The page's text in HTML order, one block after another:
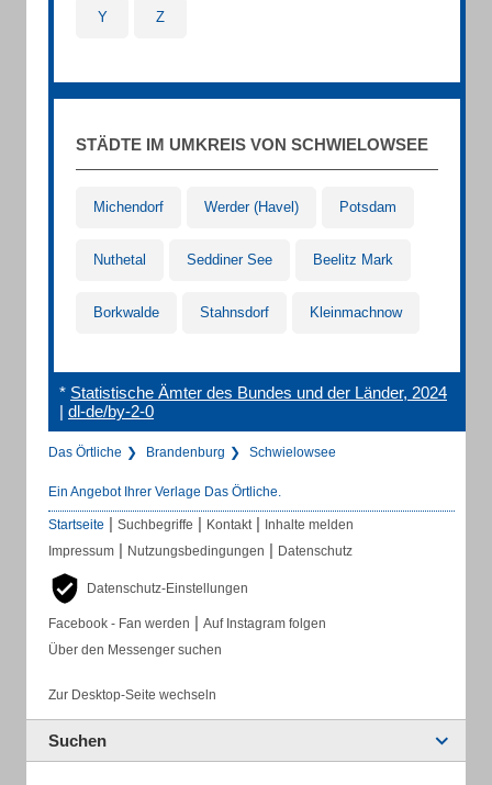
Y Z
STÄDTE IM UMKREIS VON SCHWIELOWSEE
Michendorf Werder (Havel) Potsdam
Nuthetal Seddiner See Beelitz Mark
Borkwalde Stahnsdorf Kleinmachnow
* Statistische Ämter des Bundes und der Länder, 2024
| dl-de/by-2-0
Das Örtliche Brandenburg Schwielowsee
Ein Angebot Ihrer Verlage Das Örtliche.
Startseite | Suchbegriffe | Kontakt | Inhalte melden
Impressum | Nutzungsbedingungen | Datenschutz
Datenschutz-Einstellungen
Facebook - Fan werden | Auf Instagram folgen
Über den Messenger suchen
Zur Desktop-Seite wechseln
Suchen